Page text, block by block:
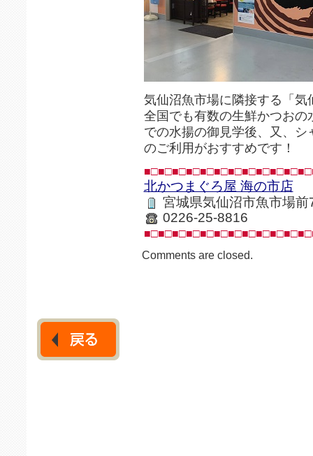
気仙沼魚市場に隣接する「
全国でも有数の生鮮かつお
での水揚の御見学後、又、
のご利用がおすすめです！
北かつまぐろ屋 海の市店
宮城県気仙沼市魚市場
0226-25-8816
Comments are closed.